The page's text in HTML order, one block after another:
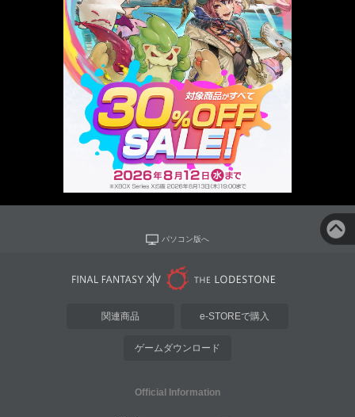
パソコン版へ
関連商品 e-STOREで購入
ゲームダウンロード
Official Information